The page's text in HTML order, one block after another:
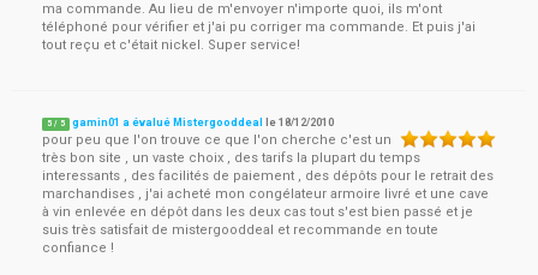
ma commande. Au lieu de m'envoyer n'importe quoi, ils m'ont
téléphoné pour vérifier et j'ai pu corriger ma commande. Et puis j'ai
tout reçu et c'était nickel. Super service!
5 / 5 gamin01 a évalué Mistergooddeal le18/12/2010
pour peu que l'on trouve ce que l'on cherche c'est un
très bon site , un vaste choix , des tarifs la plupart du temps
interessants , des facilités de paiement , des dépôts pour le retrait des
marchandises , j'ai acheté mon congélateur armoire livré et une cave
à vin enlevée en dépôt dans les deux cas tout s'est bien passé et je
suis très satisfait de mistergooddeal et recommande en toute
confiance !